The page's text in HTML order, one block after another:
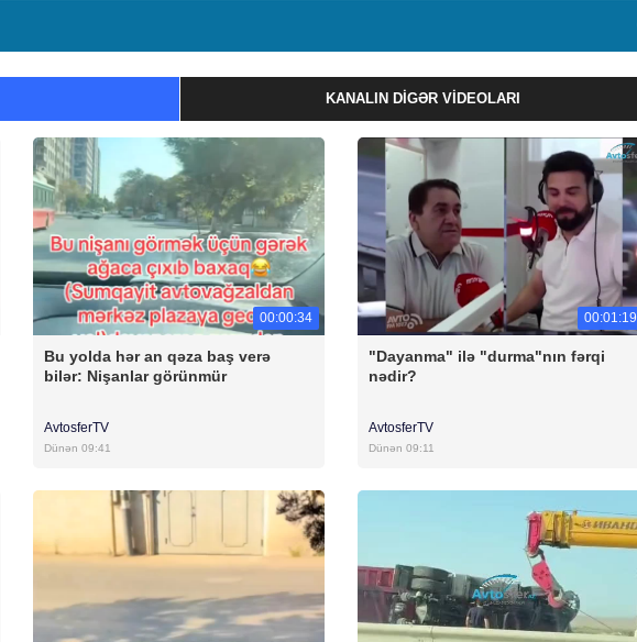
KANALIN DIGƏR VIDEOLARI
00:00:34
Bu yolda hər an qəza baş verə
bilər: Nişanlar görünmür
AvtosferTV
Dünən 09:41
00:01:19
"Dayanma" ilə "durma"nın fərqi
nədir?
AvtosferTV
Dünən 09:11